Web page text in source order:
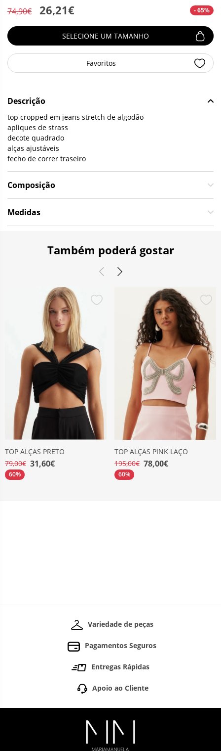
74,90€ 26,21€ - 65%
SELECIONE UM TAMANHO
Favoritos
Descrição
top cropped em jeans stretch de algodão
apliques de strass
decote quadrado
alças ajustáveis
fecho de correr traseiro
Composição
Medidas
Também poderá gostar
TOP ALÇAS PRETO
79,00€ 31,60€
60%
TOP ALÇAS PINK LAÇO
195,00€ 78,00€
60%
Variedade de peças
Pagamentos Seguros
Entregas Rápidas
Apoio ao Cliente